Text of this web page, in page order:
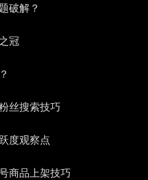
破解？
冠
丝搜索技巧
度观察点
商品上架技巧